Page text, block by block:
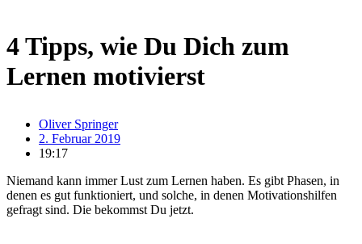
4 Tipps, wie Du Dich zum
Lernen motivierst
Oliver Springer
2. Februar 2019
19:17
Niemand kann immer Lust zum Lernen haben. Es gibt Phasen, in
denen es gut funktioniert, und solche, in denen Motivationshilfen
gefragt sind. Die bekommst Du jetzt.